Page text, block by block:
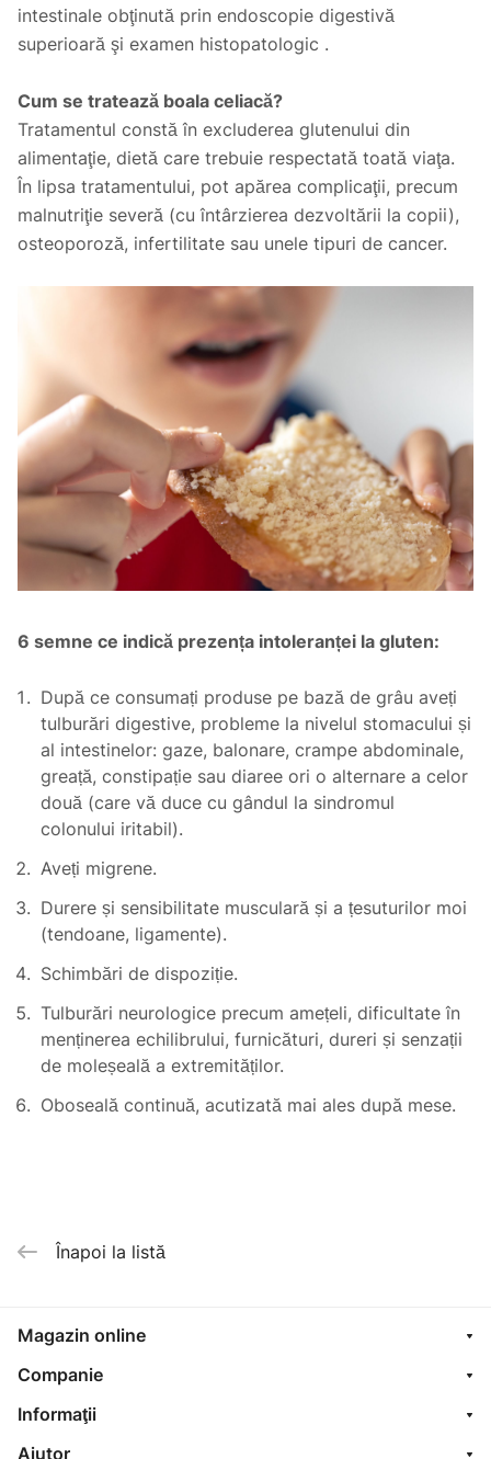
intestinale obţinută prin endoscopie digestivă
superioară şi examen histopatologic .
Cum se tratează boala celiacă?
Tratamentul constă în excluderea glutenului din
alimentaţie, dietă care trebuie respectată toată viaţa.
În lipsa tratamentului, pot apărea complicaţii, precum
malnutriţie severă (cu întârzierea dezvoltării la copii),
osteoporoză, infertilitate sau unele tipuri de cancer.
6 semne ce indică prezența intoleranței la gluten:
După ce consumați produse pe bază de grâu aveți
tulburări digestive, probleme la nivelul stomacului și
al intestinelor: gaze, balonare, crampe abdominale,
greață, constipație sau diaree ori o alternare a celor
două (care vă duce cu gândul la sindromul
colonului iritabil).
Aveți migrene.
Durere și sensibilitate musculară și a țesuturilor moi
(tendoane, ligamente).
Schimbări de dispoziție.
Tulburări neurologice precum amețeli, dificultate în
menținerea echilibrului, furnicături, dureri și senzații
de moleșeală a extremităților.
Oboseală continuă, acutizată mai ales după mese.
Înapoi la listă
Magazin online
Companie
Informaţii
Ajutor